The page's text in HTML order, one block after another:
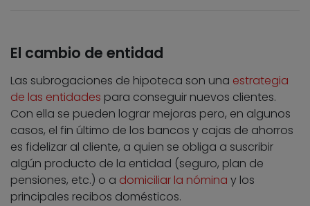
El cambio de entidad
Las subrogaciones de hipoteca son una estrategia
de las entidades para conseguir nuevos clientes.
Con ella se pueden lograr mejoras pero, en algunos
casos, el fin último de los bancos y cajas de ahorros
es fidelizar al cliente, a quien se obliga a suscribir
algún producto de la entidad (seguro, plan de
pensiones, etc.) o a domiciliar la nómina y los
principales recibos domésticos.